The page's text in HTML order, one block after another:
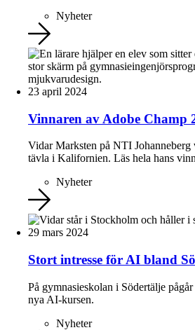
Nyheter
23 april 2024
Vinnaren av Adobe Champ
Vidar Marksten på NTI
tävla i Kalifornien. Läs hela hans
Nyheter
29 mars 2024
Stort intresse för AI bland
På gymnasieskolan i Södertälje
nya AI-kursen.
Nyheter